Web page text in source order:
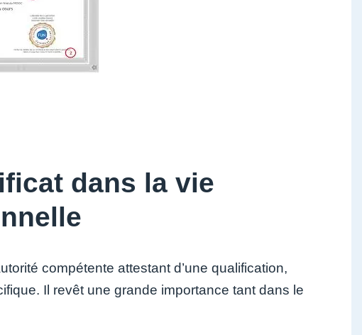
dans la vie
compétente attestant d’une qualification,
Il revêt une grande importance tant dans le